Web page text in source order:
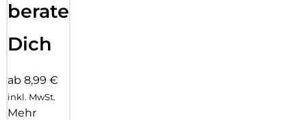
beraten
Dich
ab 8,99 €
inkl. MwSt.
Mehr